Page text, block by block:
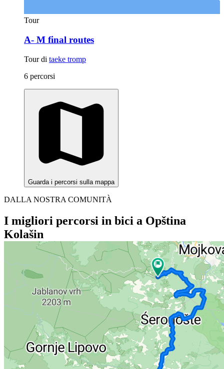
Tour
A- M final routes
Tour di taeke tromp
6 percorsi
Guarda i percorsi sulla mappa
DALLA NOSTRA COMUNITÀ
I migliori percorsi in bici a Opština
Kolašin